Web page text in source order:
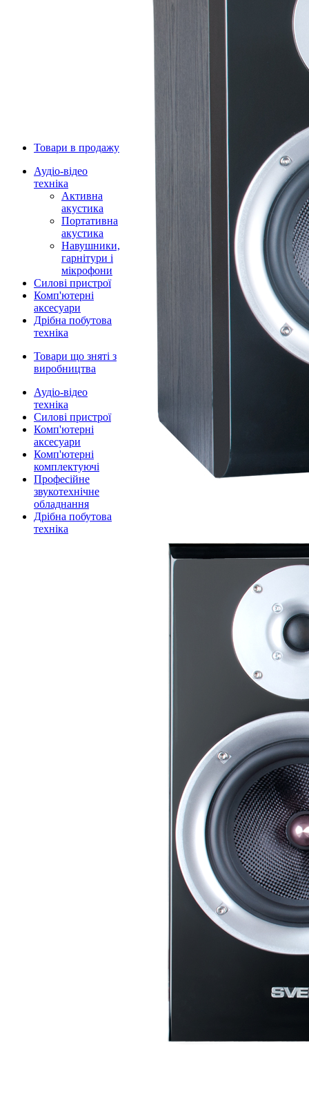
Товари в продажу
Аудіо-відео
техніка
Активна
акустика
Портативна
акустика
Навушники,
гарнітури і
мікрофони
Силові пристрої
Комп'ютерні
аксесуари
Дрібна побутова
техніка
Товари що зняті з
виробництва
Аудіо-відео
техніка
Силові пристрої
Комп'ютерні
аксесуари
Комп'ютерні
комплектуючі
Професійне
звукотехнічне
обладнання
Дрібна побутова
техніка